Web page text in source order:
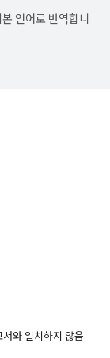
언어로 번역합니
와 일치하지 않음